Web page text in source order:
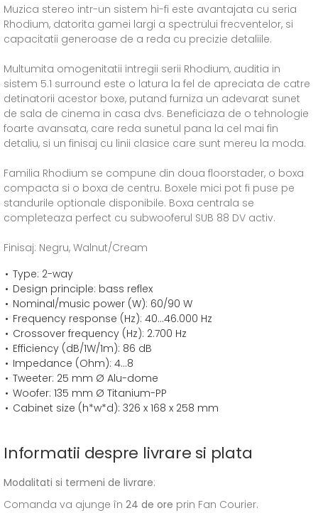
Muzica stereo intr-un sistem hi-fi este avantajata cu seria
Rhodium, datorita gamei largi a spectrului frecventelor, si
capacitatii generoase de a reda cu precizie detaliile.
Multumita omogenitatii intregii serii Rhodium, auditia in
sistem 5.1 surround este o latura la fel de apreciata de catre
detinatorii acestor boxe, putand furniza un adevarat sunet
de sala de cinema in casa dvs. Beneficiaza de o tehnologie
foarte avansata, care reda sunetul pana la cel mai fin
detaliu, si un finisaj cu linii clasice care sunt mereu la moda.
Familia Rhodium se compune din doua floorstader, o boxa
compacta si o boxa de centru. Boxele mici pot fi puse pe
standurile optionale disponibile. Boxa centrala se
completeaza perfect cu subwooferul SUB 88 DV activ.
Finisaj: Negru, Walnut/Cream
Type: 2-way
Design principle: bass reflex
Nominal/music power (W): 60/90 W
Frequency response (Hz): 40...46.000 Hz
Crossover frequency (Hz): 2.700 Hz
Efficiency (dB/1W/1m): 86 dB
Impedance (Ohm): 4...8
Tweeter: 25 mm Ø Alu-dome
Woofer: 135 mm Ø Titanium-PP
Cabinet size (h*w*d): 326 x 168 x 258 mm
Informatii despre livrare si plata
Modalitati si termeni de livrare:
Comanda va ajunge în 24 de ore prin Fan Courier.